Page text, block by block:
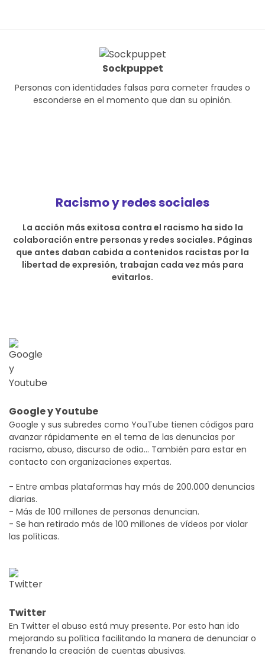
Sockpuppet
Personas con identidades falsas para cometer fraudes o
esconderse en el momento que dan su opinión.
Racismo y redes sociales
La acción más exitosa contra el racismo ha sido la
colaboración entre personas y redes sociales. Páginas
que antes daban cabida a contenidos racistas por la
libertad de expresión, trabajan cada vez más para
evitarlos.
Google y Youtube
Google y sus subredes como YouTube tienen códigos para
avanzar rápidamente en el tema de las denuncias por
racismo, abuso, discurso de odio… También para estar en
contacto con organizaciones expertas.
- Entre ambas plataformas hay más de 200.000 denuncias
diarias.
- Más de 100 millones de personas denuncian.
- Se han retirado más de 100 millones de vídeos por violar
las políticas.
Twitter
En Twitter el abuso está muy presente. Por esto han ido
mejorando su política facilitando la manera de denunciar o
frenando la creación de cuentas abusivas.